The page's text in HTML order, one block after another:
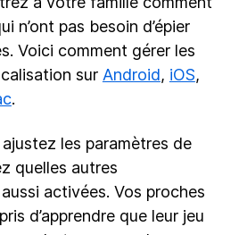
n’ont pas besoin d’épier
Voici comment gérer les
sur Android, iOS,
.
les paramètres de
quelles autres
activées. Vos proches
d’apprendre que leur jeu